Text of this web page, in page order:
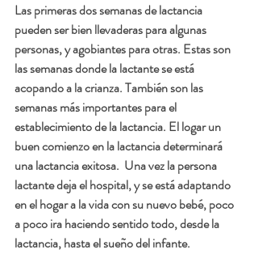
Las primeras dos semanas de lactancia
pueden ser bien llevaderas para algunas
personas, y agobiantes para otras. Estas son
las semanas donde la lactante se está
acopando a la crianza. También son las
semanas más importantes para el
establecimiento de la lactancia. El logar un
buen comienzo en la lactancia determinará
una lactancia exitosa.  Una vez la persona
lactante deja el hospital, y se está adaptando
en el hogar a la vida con su nuevo bebé, poco
a poco ira haciendo sentido todo, desde la
lactancia, hasta el sueño del infante.